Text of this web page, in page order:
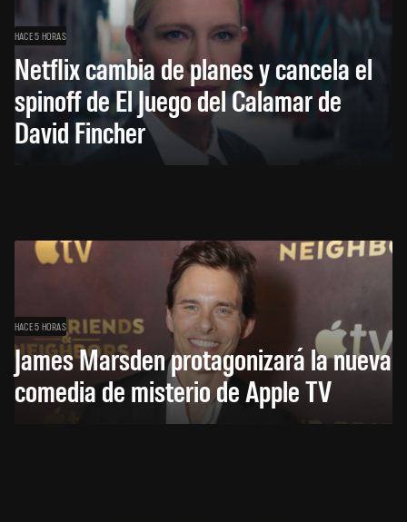
HACE 5 HORAS
Netflix cambia de planes y cancela el
spinoff de El Juego del Calamar de
David Fincher
HACE 5 HORAS
James Marsden protagonizará la nueva
comedia de misterio de Apple TV